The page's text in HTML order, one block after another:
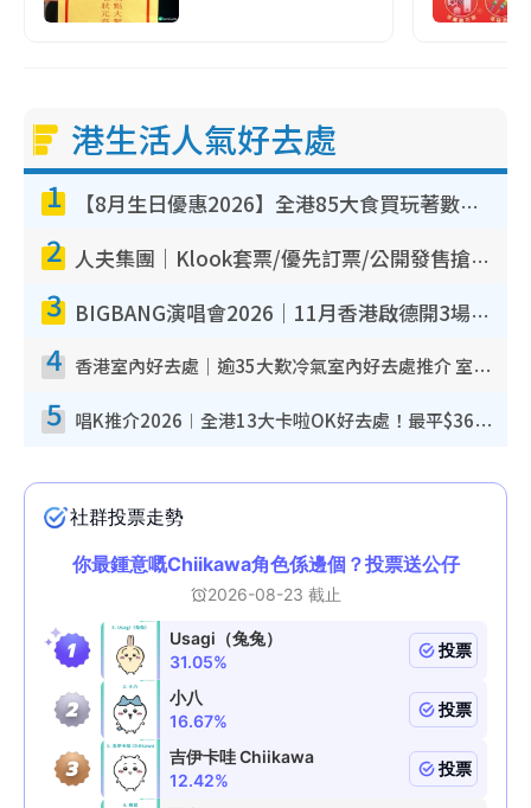
港生活人氣好去處
1 【8月生日優惠2026】全港85大食買玩著數攻略 自助餐/火鍋放題同行免費＋誠品/DONKI送現金券
2 人夫集團｜Klook套票/優先訂票/公開發售搶飛攻略！附票價.購票連結.場地座位表
3 BIGBANG演唱會2026｜11月香港啟德開3場！實名制VIP申請、優先購票攻略
4 香港室內好去處｜逾35大歎冷氣室內好去處推介 室內活動免費避雨無懼落雨
5 唱K推介2026︱全港13大卡啦OK好去處！最平$36起 日文K都有！(附地址+收費詳情)